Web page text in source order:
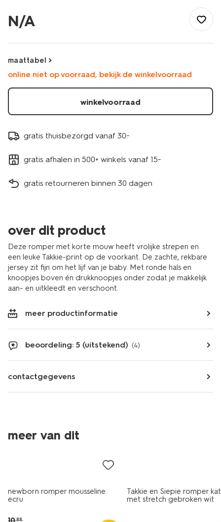
newborn-
romper-
gebroken-
N/A
maattabel
online niet op voorraad, bekijk de winkelvoorraad
winkelvoorraad
gratis thuisbezorgd vanaf 30.-
gratis afhalen in 500+ winkels vanaf 15.-
gratis retourneren binnen 30 dagen
over dit product
Deze romper met korte mouw heeft vrolijke strepen en
een leuke Takkie-print op de voorkant. De zachte, rekbare
jersey zit fijn om het lijf van je baby. Met ronde hals en
knoopjes boven én drukknoopjes onder zodat je makkelijk
aan- en uitkleedt en verschoont.
meer productinformatie
beoordeling: 5 (uitstekend) (4)
contactgegevens
meer van dit
sale
newborn romper mousseline
ecru
99
Takkie en Siepie romper
met stretch gebroken wit